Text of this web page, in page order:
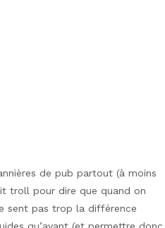
de pub partout (à moins
troll pour dire que quand on
sent pas trop la différence
qu’avant (et permettre donc